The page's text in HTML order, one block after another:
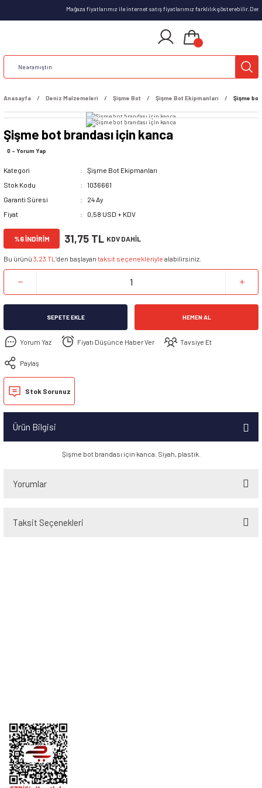
Mağaza fiyatlarımız ile internet satış fiyatlarımız farklılık
Anasayfa Deniz Malzemeleri Şişme Bot Şişme Bot Ekipmanları Şişme
Şişme bot brandası için kanca
0 - Yorum Yap
Kategori
Şişme Bot Ekipmanları
Stok Kodu
1036661
Garanti Süresi
24 Ay
Fiyat
0,58 USD + KDV
%6 İNDİRİM 31,75 TL KDV DAHİL
Bu ürünü 3,23 TL ’den başlayan taksit seçenekleriyle alabilirsiniz.
SEPETE EKLE HEMEN AL
Yorum Yaz Fiyatı Düşünce Haber Ver Tavsiye Et
Paylaş
Stok Sorunuz
Ürün Bilgisi
Şişme bot brandası için kanca. Siyah, plastik.
Yorumlar
Taksit Seçenekleri